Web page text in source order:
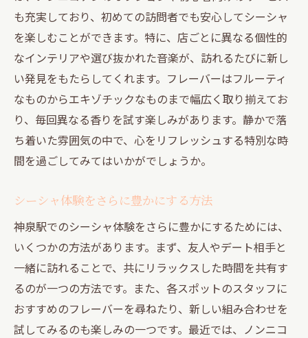
も充実しており、初めての訪問者でも安心してシーシャ
を楽しむことができます。特に、店ごとに異なる個性的
なインテリアや選び抜かれた音楽が、訪れるたびに新し
い発見をもたらしてくれます。フレーバーはフルーティ
なものからエキゾチックなものまで幅広く取り揃えてお
り、毎回異なる香りを試す楽しみがあります。静かで落
ち着いた雰囲気の中で、心をリフレッシュする特別な時
間を過ごしてみてはいかがでしょうか。
シーシャ体験をさらに豊かにする方法
神泉駅でのシーシャ体験をさらに豊かにするためには、
いくつかの方法があります。まず、友人やデート相手と
一緒に訪れることで、共にリラックスした時間を共有す
るのが一つの方法です。また、各スポットのスタッフに
おすすめのフレーバーを尋ねたり、新しい組み合わせを
試してみるのも楽しみの一つです。最近では、ノンニコ